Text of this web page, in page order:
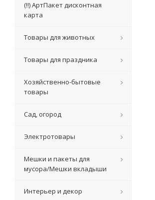
(!!) АртПакет дисконтная
карта
Товары для животных
Товары для праздника
Хозяйственно-бытовые
товары
Сад, огород
Электротовары
Мешки и пакеты для
мусора/Мешки вкладыши
Интерьер и декор